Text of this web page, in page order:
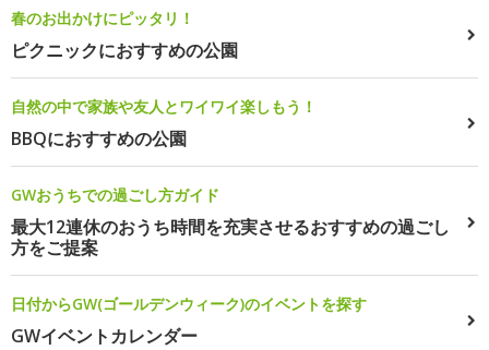
春のお出かけにピッタリ！
ピクニックにおすすめの公園
自然の中で家族や友人とワイワイ楽しもう！
BBQにおすすめの公園
GWおうちでの過ごし方ガイド
最大12連休のおうち時間を充実させるおすすめの過ごし
方をご提案
日付からGW(ゴールデンウィーク)のイベントを探す
GWイベントカレンダー